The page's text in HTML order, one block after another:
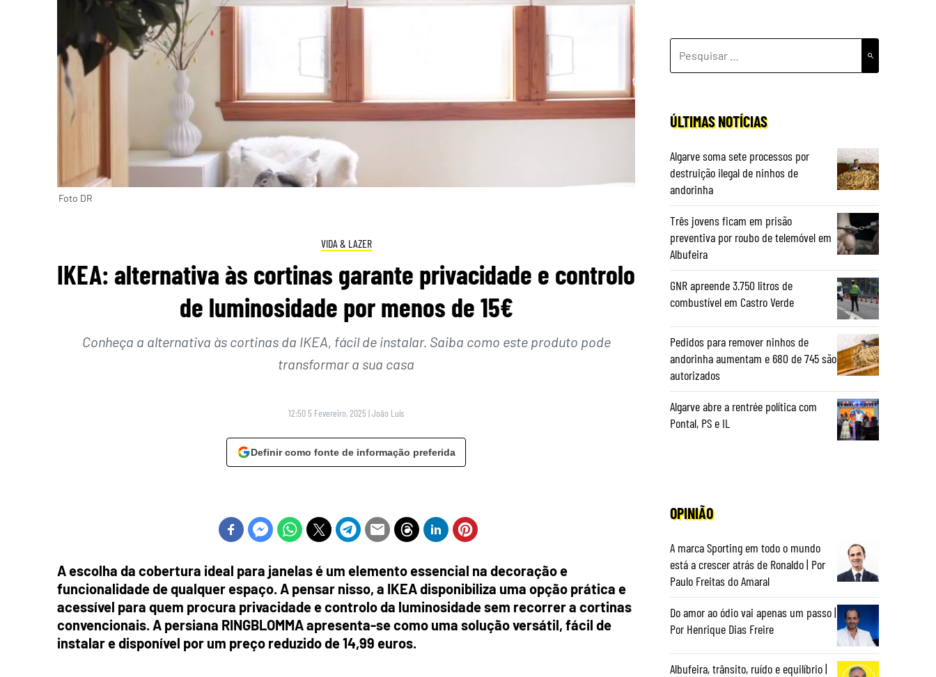
Foto DR
VIDA & LAZER
IKEA: alternativa às cortinas garante privacidade e controlo
de luminosidade por menos de 15€
Conheça a alternativa às cortinas da IKEA, fácil de instalar. Saiba como este produto pode
transformar a sua casa
12:50 5 Fevereiro, 2025 |João Luís
Definir como fonte de informação preferida
A escolha da cobertura ideal para janelas é um elemento essencial na decoração e
funcionalidade de qualquer espaço. A pensar nisso, a IKEA disponibiliza uma opção prática e
acessível para quem procura privacidade e controlo da luminosidade sem recorrer a cortinas
convencionais. A persiana RINGBLOMMA apresenta-se como uma solução versátil, fácil de
instalar e disponível por um preço reduzido de 14,99 euros.
POR:
ÚLTIMAS NOTÍCIAS
Algarve soma sete processos por
destruição ilegal de ninhos de
andorinha
Três jovens ficam em prisão
preventiva por roubo de telemóvel em
Albufeira
GNR apreende 3.750 litros de
combustível em Castro Verde
Pedidos para remover ninhos de
andorinha aumentam e 680 de 745 são
autorizados
Algarve abre a rentrée política com
Pontal, PS e IL
OPINIÃO
A marca Sporting em todo o mundo
está a crescer atrás de Ronaldo | Por
Paulo Freitas do Amaral
Do amor ao ódio vai apenas um passo |
Por Henrique Dias Freire
Albufeira, trânsito, ruído e equilíbrio |